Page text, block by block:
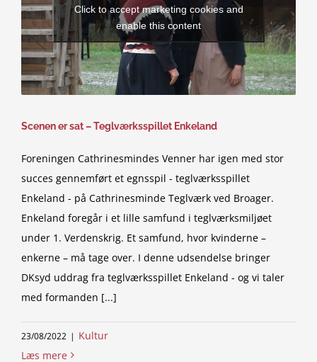
Click to accept marketing cookies and
enable this content
Scenen er sat – Teglværksspillet Enkeland
Foreningen Cathrinesmindes Venner har igen med stor
succes gennemført et egnsspil - teglværksspillet
Enkeland - på Cathrinesminde Teglværk ved Broager.
Enkeland foregår i et lille samfund i teglværksmiljøet
under 1. Verdenskrig. Et samfund, hvor kvinderne –
enkerne – må tage over. I denne udsendelse bringer
DKsyd uddrag fra teglværksspillet Enkeland - og vi taler
med formanden [...]
23/08/2022 | Kultur
Læs mere